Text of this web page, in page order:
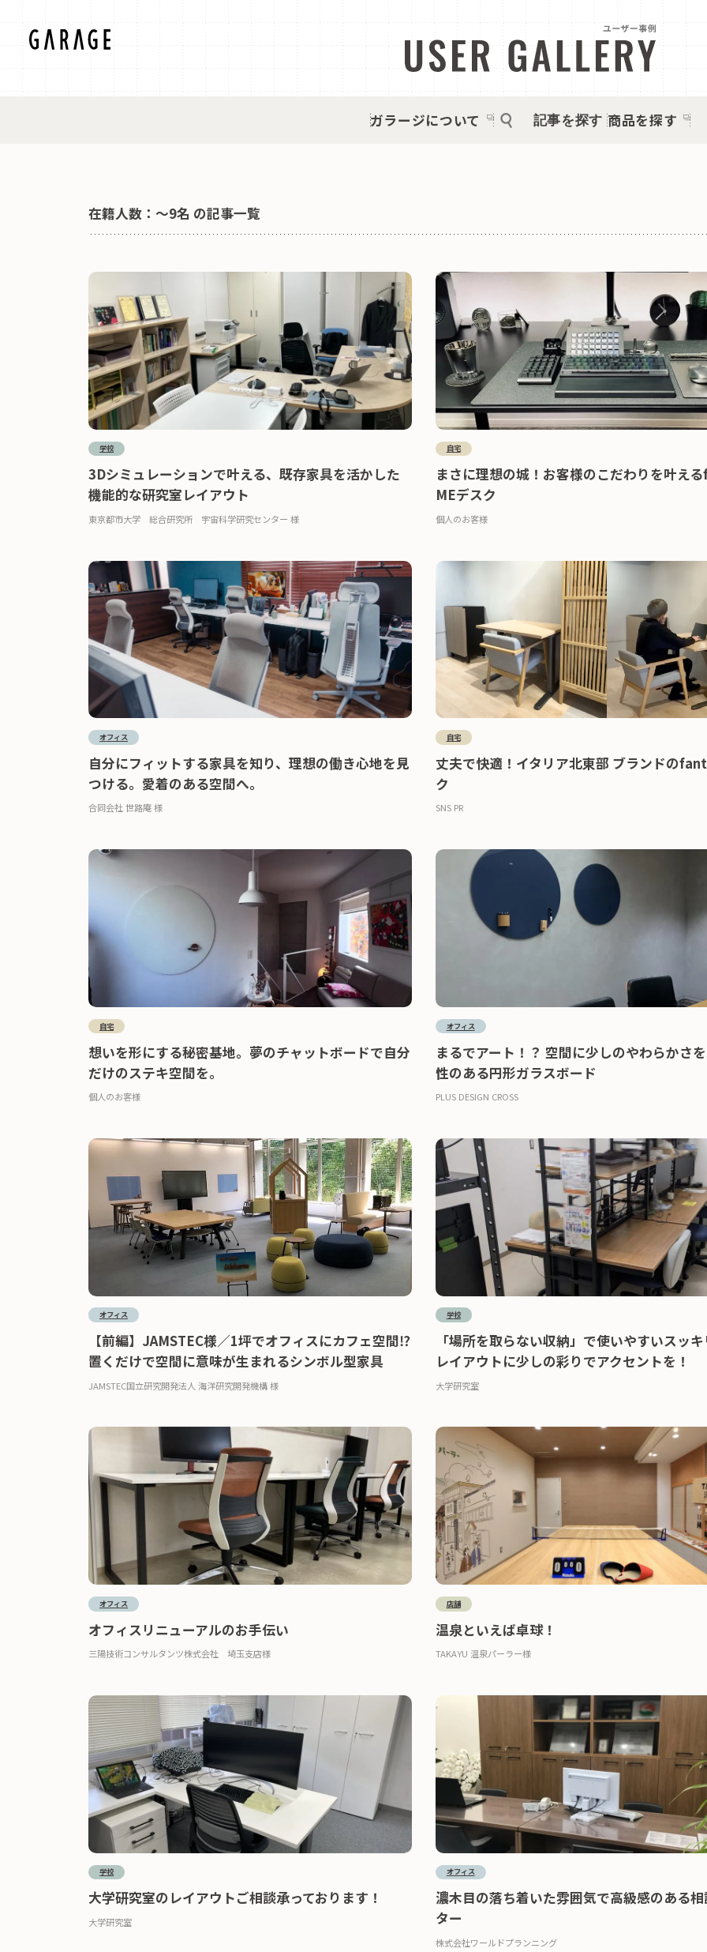
ガラージについて 記事を探す 商品を探す
在籍人数：〜9名 の記事一覧
学校
3Dシミュレーションで叶える、既存家具を活かした
機能的な研究室レイアウト
東京都市大学 総合研究所 宇宙科学研究センター 様
自宅
まさに理想の城！お客様のこだわりを叶え
MEデスク
個人のお客様
オフィス
自分にフィットする家具を知り、理想の働き心地を見
つける。愛着のある空間へ。
合同会社 世路庵 様
自宅
丈夫で快適！イタリア北東部 ブランドの
ク
SNS PR
自宅
想いを形にする秘密基地。夢のチャットボードで自分
だけのステキ空間を。
個人のお客様
オフィス
まるでアート！？ 空間に少しのやわらかさ
性のある円形ガラスボード
PLUS DESIGN CROSS
オフィス
【前編】JAMSTEC様／1坪でオフィスにカフェ空間⁉
置くだけで空間に意味が生まれるシンボル型家具
JAMSTEC国立研究開発法人 海洋研究開発機構 様
学校
「場所を取らない収納」で使いやすいスッ
レイアウトに少しの彩りでアクセントを！
大学研究室
オフィス
オフィスリニューアルのお手伝い
三陽技術コンサルタンツ株式会社 埼玉支店様
店舗
温泉といえば卓球！
TAKAYU 温泉パーラー様
学校
大学研究室のレイアウトご相談承っております！
大学研究室
オフィス
濃木目の落ち着いた雰囲気で高級感のある
ター
株式会社ワールドプランニング